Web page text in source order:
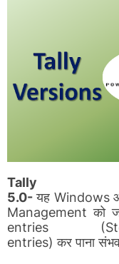
Tally
5.0- यह Windows
Managementको
entries
entries)कर पाना